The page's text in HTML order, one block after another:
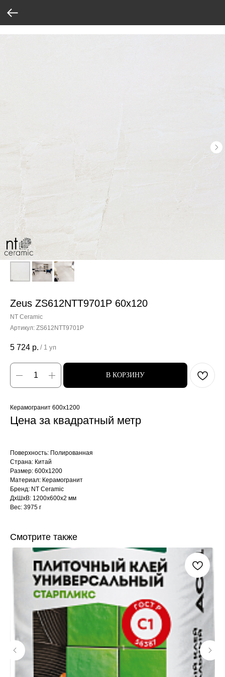
Zeus ZS612NTT9701P 60x120
NT Ceramic
Артикул: ZS612NTT9701P
5 724 р. / 1 уп
В КОРЗИНУ
Керамогранит 600x1200
Цена за квадратный метр
Поверхность: Полированная
Страна: Китай
Размер: 600x1200
Материал: Керамогранит
Бренд: NT Ceramic
ДxШxВ: 1200x600x2 мм
Вес: 3975 г
Смотрите также